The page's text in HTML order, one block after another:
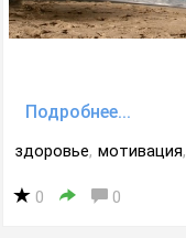
Подробнее...
здоровье, мотивация,
0 0